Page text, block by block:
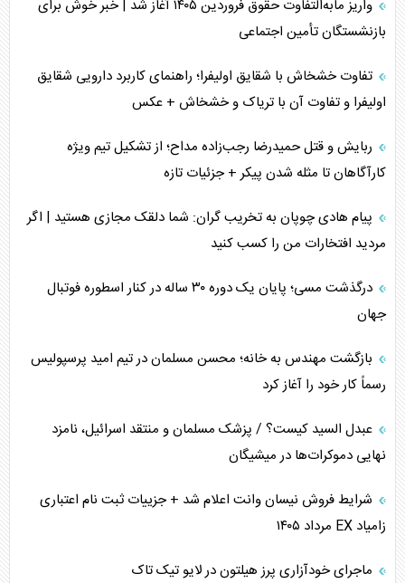
مصالحه نافرجام سعودی – اماراتی
محدودیت صادرات نفت عربستان
پشت‌پرده خشم ترامپ از رسانه‌های منتقد
چگونه مقاومت صحنه جنگ را تغییر می‌دهد؟
جنگ رمضان و معضل حضور نظامیان آمریکایی
تحلیل جامع پدیده تراستی‌ها
تأثیر جنگ ایران و آمریکا بر اقتصاد جهانی
اربعین، کابوس مشترک تل‌آویو-واشنگتن
واریز مابه‌التفاوت حقوق فروردین ۱۴۰۵ آغاز شد | خبر خوش برای
بازنشستگان تأمین اجتماعی
تفاوت خشخاش با شقایق اولیفرا؛ راهنمای کاربرد دارویی شقایق
اولیفرا و تفاوت آن با تریاک و خشخاش + عکس
ربایش و قتل حمیدرضا رجب‌زاده مداح؛ از تشکیل تیم ویژه
کارآگاهان تا مثله شدن پیکر + جزئیات تازه
پیام هادی چوپان به تخریب گران: شما دلقک مجازی هستید | اگر
مردید افتخارات من را کسب کنید
درگذشت مسی؛ پایان یک دوره ۳۰ ساله در کنار اسطوره فوتبال
جهان
بازگشت مهندس به خانه؛ محسن مسلمان در تیم امید پرسپولیس
رسماً کار خود را آغاز کرد
عبدل السید کیست؟ / پزشک مسلمان و منتقد اسرائیل، نامزد
نهایی دموکرات‌ها در میشیگان
شرایط فروش نیسان وانت اعلام شد + جزییات ثبت نام اعتباری
زامیاد EX مرداد ۱۴۰۵
ماجرای خودآزاری پرز هیلتون در لایو تیک تاک